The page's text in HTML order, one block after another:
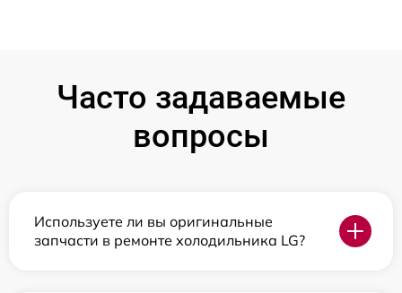
Часто задаваемые
вопросы
Используете ли вы оригинальные
запчасти в ремонте холодильника LG?